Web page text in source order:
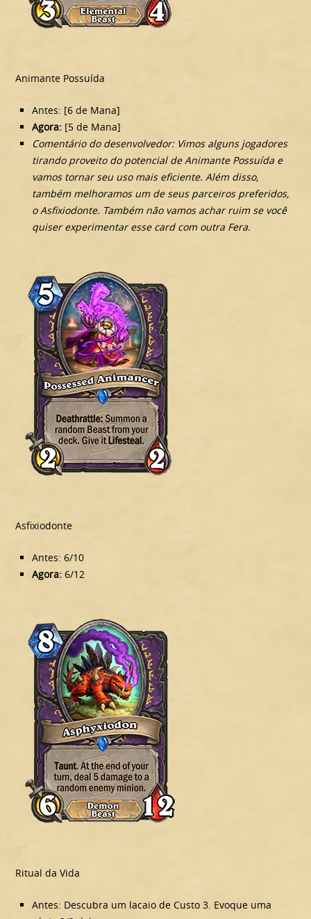
Animante Possuída
Antes: [6 de Mana]
Agora: [5 de Mana]
Comentário do desenvolvedor: Vimos alguns jogadores
tirando proveito do potencial de Animante Possuída e
vamos tornar seu uso mais eficiente. Além disso,
também melhoramos um de seus parceiros preferidos,
o Asfixiodonte. Também não vamos achar ruim se você
quiser experimentar esse card com outra Fera.
Asfixiodonte
Antes: 6/10
Agora: 6/12
Ritual da Vida
Antes: Descubra um lacaio de Custo 3. Evoque uma